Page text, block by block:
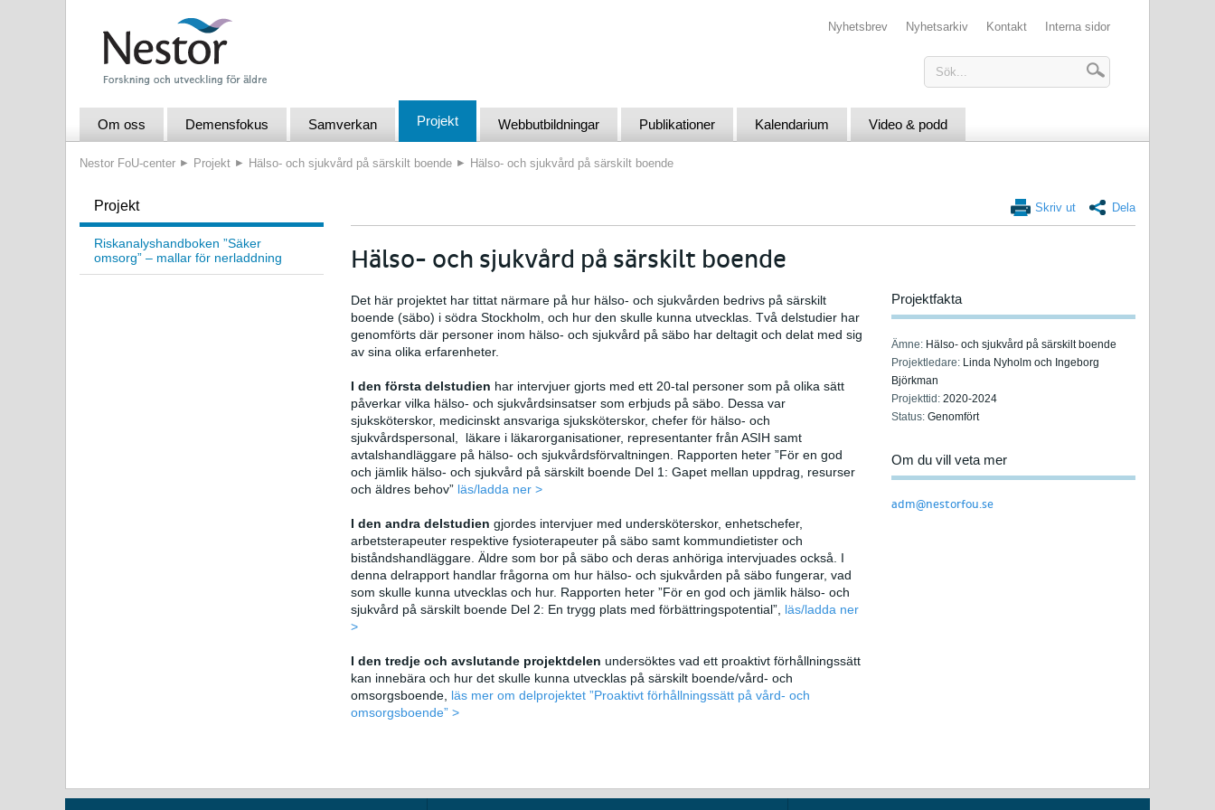
Nyhetsbrev Nyhetsarkiv Kontakt Interna sidor
Om oss Demensfokus Samverkan Projekt Webbutbildningar Publikationer Kalendarium Video & podd
Nestor FoU-center Projekt Hälso- och sjukvård på särskilt boende Hälso- och sjukvård på särskilt boende
Projekt
Riskanalyshandboken ”Säker
omsorg” – mallar för nerladdning
Skriv ut Dela
Hälso- och sjukvård på särskilt boende
Det här projektet har tittat närmare på hur hälso- och sjukvården bedrivs på särskilt
boende (säbo) i södra Stockholm, och hur den skulle kunna utvecklas. Två delstudier har
genomförts där personer inom hälso- och sjukvård på säbo har deltagit och delat med sig
av sina olika erfarenheter.
I den första delstudien har intervjuer gjorts med ett 20-tal personer som på olika sätt
påverkar vilka hälso- och sjukvårdsinsatser som erbjuds på säbo. Dessa var
sjuksköterskor, medicinskt ansvariga sjuksköterskor, chefer för hälso- och
sjukvårdspersonal, läkare i läkarorganisationer, representanter från ASIH samt
avtalshandläggare på hälso- och sjukvårdsförvaltningen. Rapporten heter ”För en god
och jämlik hälso- och sjukvård på särskilt boende Del 1: Gapet mellan uppdrag, resurser
och äldres behov” läs/ladda ner >
I den andra delstudien gjordes intervjuer med undersköterskor, enhetschefer,
arbetsterapeuter respektive fysioterapeuter på säbo samt kommundietister och
biståndshandläggare. Äldre som bor på säbo och deras anhöriga intervjuades också. I
denna delrapport handlar frågorna om hur hälso- och sjukvården på säbo fungerar, vad
som skulle kunna utvecklas och hur. Rapporten heter ”För en god och jämlik hälso- och
sjukvård på särskilt boende Del 2: En trygg plats med förbättringspotential”, läs/ladda ner
>
I den tredje och avslutande projektdelen undersöktes vad ett proaktivt förhållningssätt
kan innebära och hur det skulle kunna utvecklas på särskilt boende/vård- och
omsorgsboende, läs mer om delprojektet ”Proaktivt förhållningssätt på vård- och
omsorgsboende” >
Projektfakta
Ämne: Hälso- och sjukvård på särskilt boende
Projektledare: Linda Nyholm och Ingeborg
Björkman
Projekttid:2020-2024
Status:Genomfört
Om du vill veta mer
adm@nestorfou.se